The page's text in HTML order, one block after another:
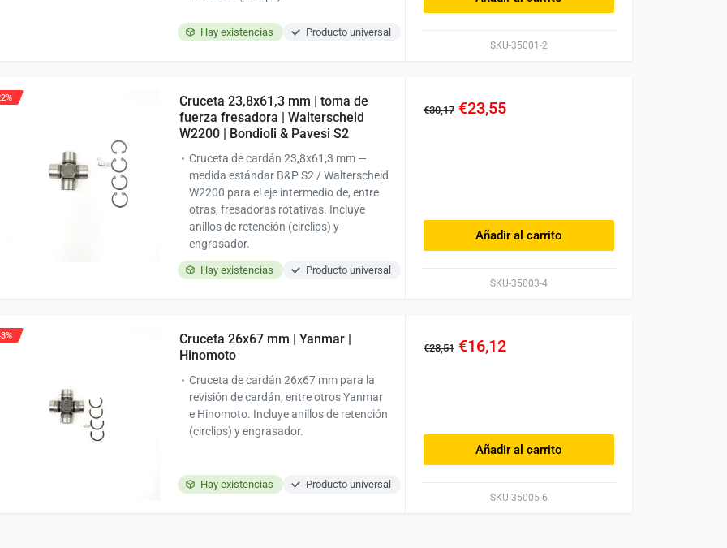
Hay existencias Producto universal
SKU-35001-2
Hay existencias Producto universal
SKU-35003-4
Cruceta 23,8x61,3 mm | toma de
fuerza fresadora | Walterscheid
W2200 | Bondioli & Pavesi S2
Cruceta de cardán 23,8x61,3 mm —
medida estándar B&P S2 / Walterscheid
W2200 para el eje intermedio de, entre
otras, fresadoras rotativas. Incluye
anillos de retención (circlips) y
engrasador.
€30,17 €23,55
Añadir al carrito
Hay existencias Producto universal
SKU-35005-6
Cruceta 26x67 mm | Yanmar |
Hinomoto
Cruceta de cardán 26x67 mm para la
revisión de cardán, entre otros Yanmar
e Hinomoto. Incluye anillos de retención
(circlips) y engrasador.
€28,51 €16,12
Añadir al carrito